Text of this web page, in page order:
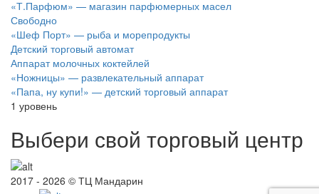
«Т.Парфюм» — магазин парфюмерных масел
Свободно
«Шеф Порт» — рыба и морепродукты
Детский торговый автомат
Аппарат молочных коктейлей
«Ножницы» — развлекательный аппарат
«Папа, ну купи!» — детский торговый аппарат
1 уровень
Выбери свой торговый центр
2017 - 2026 © ТЦ Мандарин